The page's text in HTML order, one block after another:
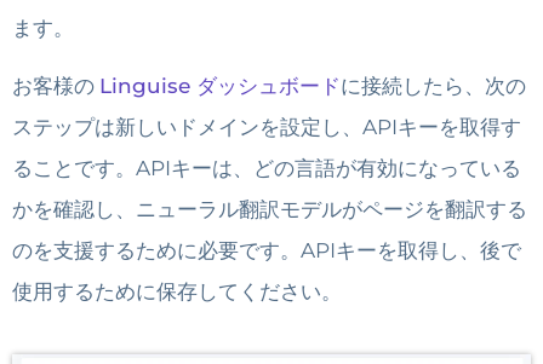
ます。
お客様の Linguise ダッシュボードに接続したら、次の
ステップは新しいドメインを設定し、APIキーを取得す
ることです。APIキーは、どの言語が有効になっている
かを確認し、ニューラル翻訳モデルがページを翻訳する
のを支援するために必要です。APIキーを取得し、後で
使用するために保存してください。